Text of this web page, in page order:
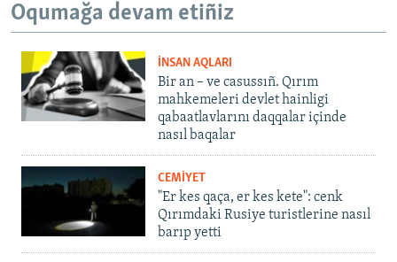
Oqumağa devam etiñiz
İNSAN AQLARI
Bir an – ve casussıñ. Qırım
mahkemeleri devlet hainligi
qabaatlavlarını daqqalar içinde
nasıl baqalar
CEMİYET
"Er kes qaça, er kes kete": cenk
Qırımdaki Rusiye turistlerine nasıl
barıp yetti